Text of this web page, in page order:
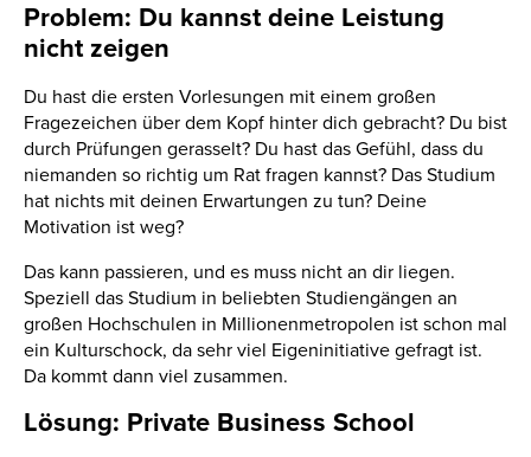
Problem: Du kannst deine Leistung
nicht zeigen
Du hast die ersten Vorlesungen mit einem großen
Fragezeichen über dem Kopf hinter dich gebracht? Du bist
durch Prüfungen gerasselt? Du hast das Gefühl, dass du
niemanden so richtig um Rat fragen kannst? Das Studium
hat nichts mit deinen Erwartungen zu tun? Deine
Motivation ist weg?
Das kann passieren, und es muss nicht an dir liegen.
Speziell das Studium in beliebten Studiengängen an
großen Hochschulen in Millionenmetropolen ist schon mal
ein Kulturschock, da sehr viel Eigeninitiative gefragt ist.
Da kommt dann viel zusammen.
Lösung: Private Business School